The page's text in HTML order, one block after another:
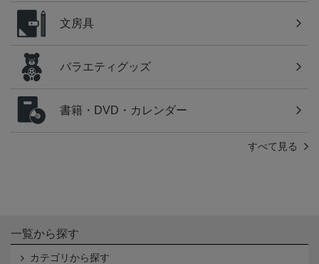
文房具
バラエティグッズ
書籍・DVD・カレンダー
すべて見る
一覧から探す
カテゴリから探す